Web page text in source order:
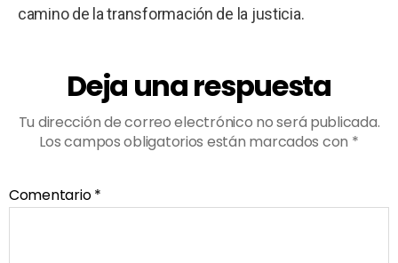
camino de la transformación de la justicia.
Deja una respuesta
Tu dirección de correo electrónico no será publicada.
Los campos obligatorios están marcados con *
Comentario*